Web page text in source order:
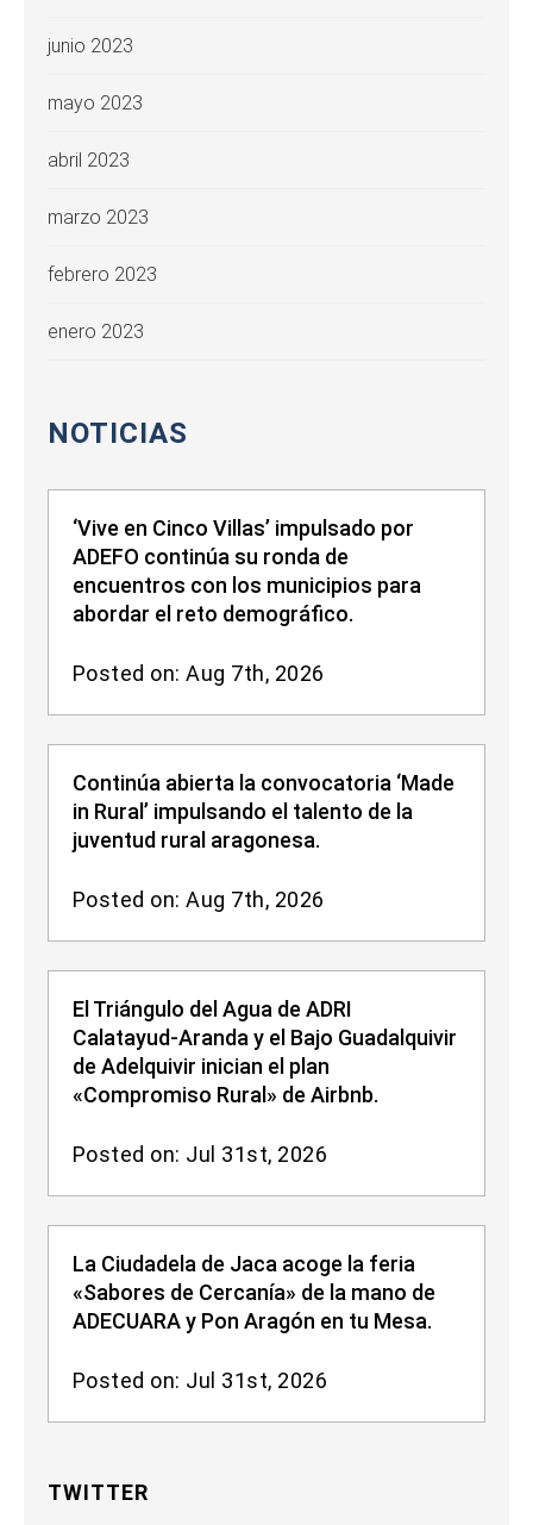
junio 2023
mayo 2023
abril 2023
marzo 2023
febrero 2023
enero 2023
NOTICIAS
‘Vive en Cinco Villas’ impulsado por
ADEFO continúa su ronda de
encuentros con los municipios para
abordar el reto demográfico.
Posted on: Aug 7th, 2026
Continúa abierta la convocatoria ‘Made
in Rural’ impulsando el talento de la
juventud rural aragonesa.
Posted on: Aug 7th, 2026
El Triángulo del Agua de ADRI
Calatayud-Aranda y el Bajo Guadalquivir
de Adelquivir inician el plan
«Compromiso Rural» de Airbnb.
Posted on: Jul 31st, 2026
La Ciudadela de Jaca acoge la feria
«Sabores de Cercanía» de la mano de
ADECUARA y Pon Aragón en tu Mesa.
Posted on: Jul 31st, 2026
TWITTER